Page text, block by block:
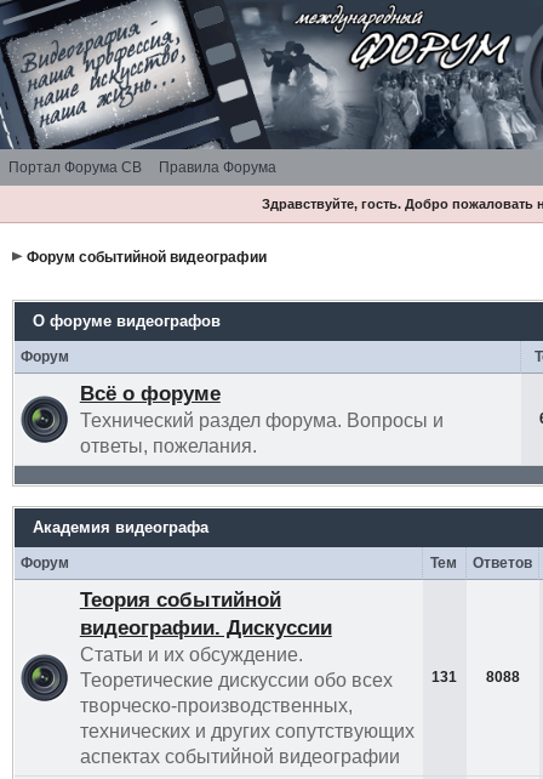
Портал Форума СВ Правила Форума
Здравствуйте, гость. Добро
Форум событийной видеографии
О форуме видеографов
Форум
Всё о форуме
Технический раздел форума. Вопросы и
ответы, пожелания.
Академия видеографа
Форум Тем Ответов
Теория событийной
видеографии. Дискуссии
Статьи и их обсуждение.
Теоретические дискуссии обо всех
творческо-производственных,
технических и других сопутствующих
аспектах событийной видеографии
131 8088